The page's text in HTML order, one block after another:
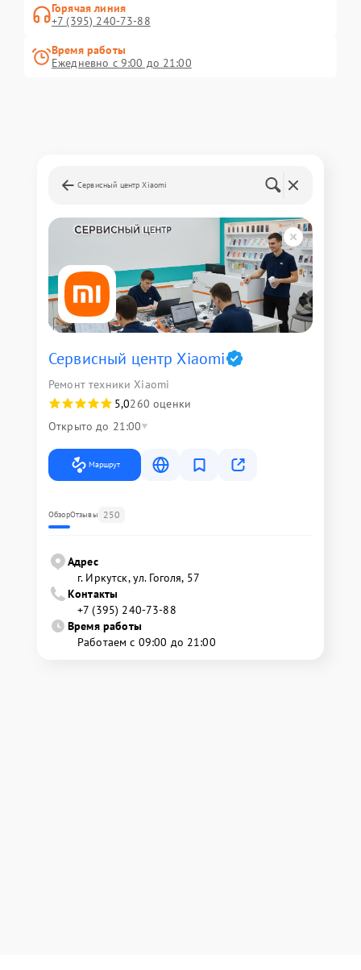
Горячая линия
+7 (395) 240-73-88
Время работы
Ежедневно с 9:00 до 21:00
Сервисный центр Xiaomi
Сервисный центр Xiaomi
Ремонт техники Xiaomi
5,0260 оценки
Открыто до 21:00
Маршрут
ОбзорОтзывы 250
Адрес
г. Иркутск, ул. ​Гоголя, 57
Контакты
+7 (395) 240-73-88
Время работы
Работаем с 09:00 до 21:00